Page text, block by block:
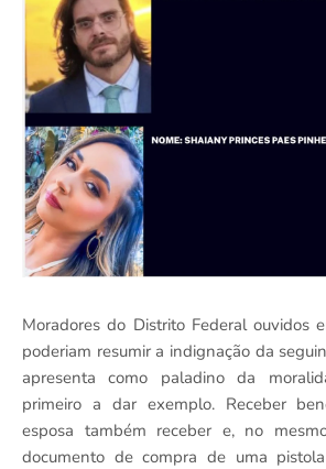
Moradores do Distrito Federal ouvidos
poderiam resumir a indignação da
apresenta como paladino da
primeiro a dar exemplo. Receber
esposa também receber e, no
documento de compra de uma